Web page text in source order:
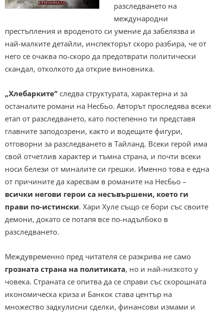
разследването на
международни
престъпления и вроденото си умение да забелязва и
най-малките детайли, инспекторът скоро разбира, че от
него се очаква по-скоро да предотврати политически
скандал, отколкото да открие виновника.
„Хлебарките“ следва структурата, характерна и за
останалите романи на Несбьо. Авторът проследява всеки
етап от разследването, като постепенно ти представя
главните заподозрени, както и водещите фигури,
отговорни за разследването в Тайланд. Всеки герой има
свой отчетлив характер и тъмна страна, и почти всеки
носи белези от миналите си грешки. Именно това е една
от причините да харесвам в романите на Несбьо –
всички негови герои са несъвършени, което ги
прави по-истински. Хари Хуле също се бори със своите
демони, докато се потапя все по-надълбоко в
разследването.
Междувременно пред читателя се разкрива не само
грозната страна на политиката, но и най-низкото у
човека. Страната се опитва да се справи със скорошната
икономическа криза и Банкок става център на
множество задкулисни сделки, финансови измами и